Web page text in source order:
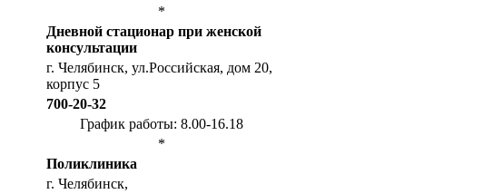
*
Дневной стационар при женской
консультации
г. Челябинск, ул.Российская, дом 20,
корпус 5
700-20-32
График работы: 8.00-16.18
*
Поликлиника
г. Челябинск,